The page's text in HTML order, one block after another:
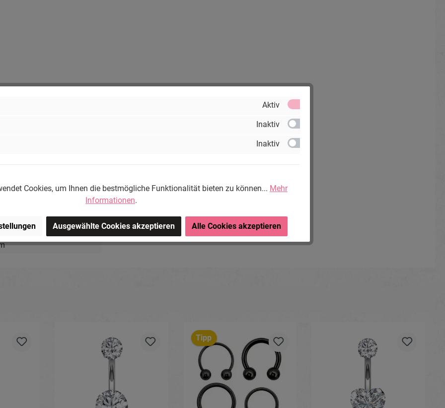
Store.com, Wehrhainer
Deutschland.
Tipp
Aktiv
Inaktiv
Inaktiv
Cookies, um Ihnen die bestmögliche Funktionalität bieten zu können... Mehr
Informationen.
Ausgewählte Cookies akzeptieren Alle Cookies akzeptieren